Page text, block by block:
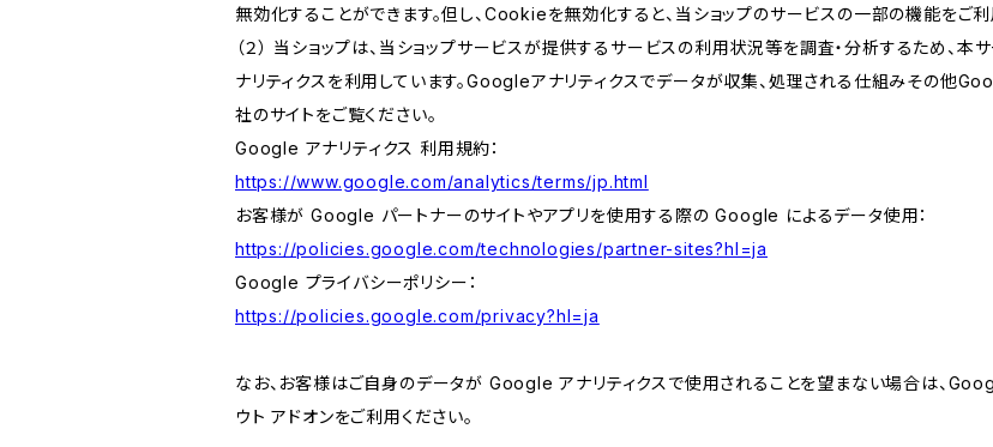
無効化することができます。但し、Cookieを無効化すると、当ショップのサービスの一部の機能をご
（２） 当ショップは、当ショップサービスが提供するサービスの利用状況等を調査・分析するため
ナリティクスを利用しています。Googleアナリティクスでデータが収集、処理される仕組みその他
社のサイトをご覧ください。
Google アナリティクス 利用規約：
https://www.google.com/analytics/terms/jp.html
お客様が Google パートナーのサイトやアプリを使用する際の Google によるデータ使用：
https://policies.google.com/technologies/partner-sites?hl=ja
Google プライバシーポリシー：
https://policies.google.com/privacy?hl=ja
なお、お客様はご自身のデータが Google アナリティクスで使用されることを望まない場合は、
ウト アドオンをご利用ください。